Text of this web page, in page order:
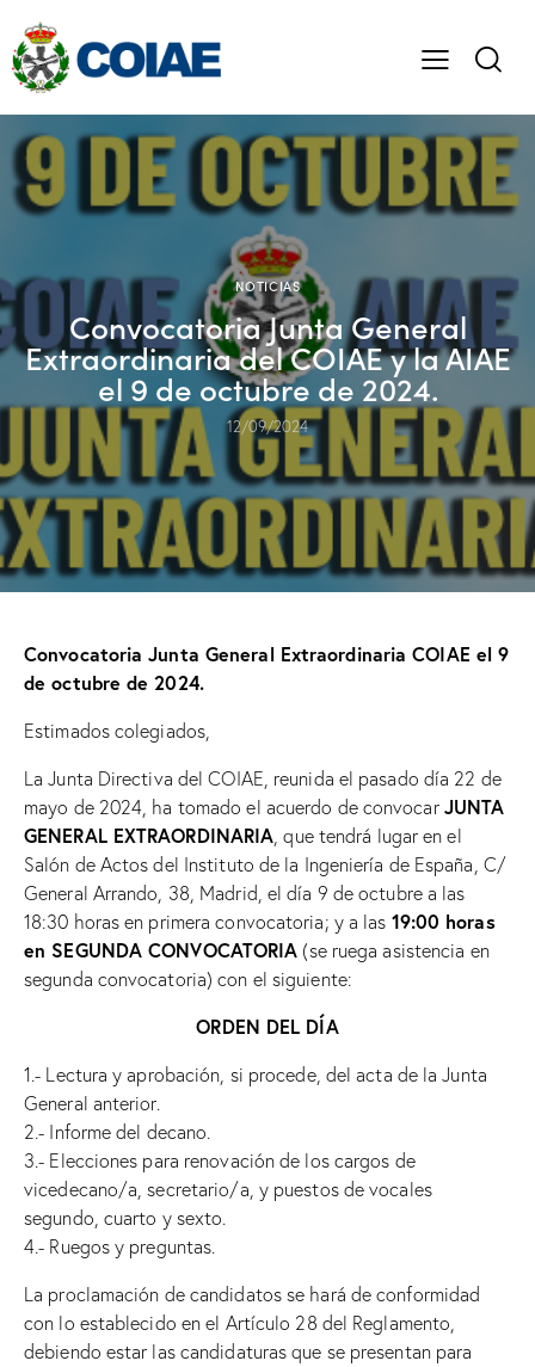
NOTICIAS
Convocatoria Junta General
Extraordinaria del COIAE y la AIAE
el 9 de octubre de 2024.
12/09/2024
Convocatoria Junta General Extraordinaria COIAE el 9
de octubre de 2024.
Estimados colegiados,
La Junta Directiva del COIAE, reunida el pasado día 22 de
mayo de 2024, ha tomado el acuerdo de convocar JUNTA
GENERAL EXTRAORDINARIA, que tendrá lugar en el
Salón de Actos del Instituto de la Ingeniería de España, C/
General Arrando, 38, Madrid, el día 9 de octubre a las
18:30 horas en primera convocatoria; y a las 19:00 horas
en SEGUNDA CONVOCATORIA (se ruega asistencia en
segunda convocatoria) con el siguiente:
ORDEN DEL DÍA
1.- Lectura y aprobación, si procede, del acta de la Junta
General anterior.
2.- Informe del decano.
3.- Elecciones para renovación de los cargos de
vicedecano/a, secretario/a, y puestos de vocales
segundo, cuarto y sexto.
4.- Ruegos y preguntas.
La proclamación de candidatos se hará de conformidad
con lo establecido en el Artículo 28 del Reglamento,
debiendo estar las candidaturas que se presentan para